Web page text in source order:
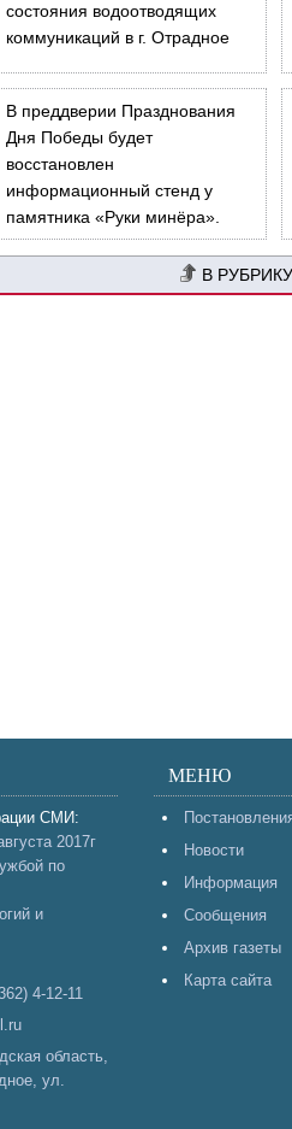
состояния водоотводящих
коммуникаций в г. Отрадное
В преддверии Празднования
Дня Победы будет
восстановлен
информационный стенд у
памятника «Руки минёра».
СМИ:
2017г
по
и
4-12-11
область,
ул.
МЕНЮ
Новости
Информация
Сообщения
Архив газеты
Карта сайта